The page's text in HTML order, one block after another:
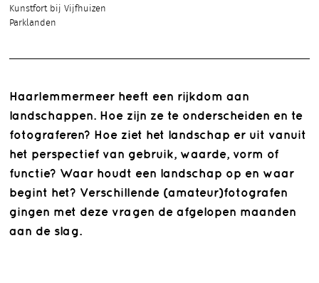
Kunstfort bij Vijfhuizen
Parklanden
Haarlemmermeer heeft een rijkdom aan
landschappen. Hoe zijn ze te onderscheiden en te
fotograferen? Hoe ziet het landschap er uit vanuit
het perspectief van gebruik, waarde, vorm of
functie? Waar houdt een landschap op en waar
begint het? Verschillende (amateur)fotografen
gingen met deze vragen de afgelopen maanden
aan de slag.